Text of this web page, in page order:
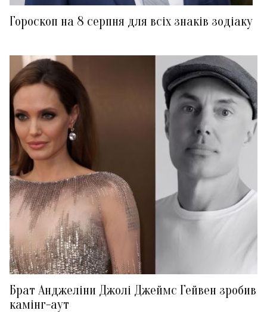
Гороскоп на 8 серпня для всіх знаків зодіаку
Брат Анджеліни Джолі Джеймс Гейвен зробив
камінг-аут